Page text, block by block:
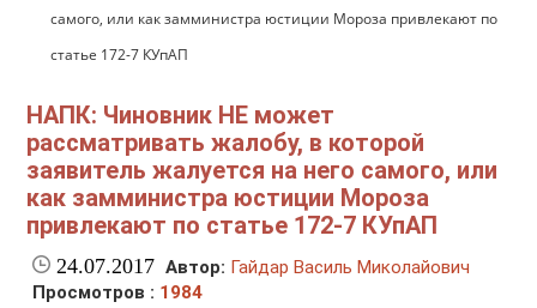
самого, или как замминистра юстиции Мороза привлекают по
статье 172-7 КУпАП
НАПК: Чиновник НЕ может
рассматривать жалобу, в которой
заявитель жалуется на него самого, или
как замминистра юстиции Мороза
привлекают по статье 172-7 КУпАП
24.07.2017 Автор: Гайдар Василь Миколайович
Просмотров : 1984